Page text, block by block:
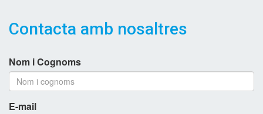
Contacta amb nosaltres
Nom i Cognoms
E-mail